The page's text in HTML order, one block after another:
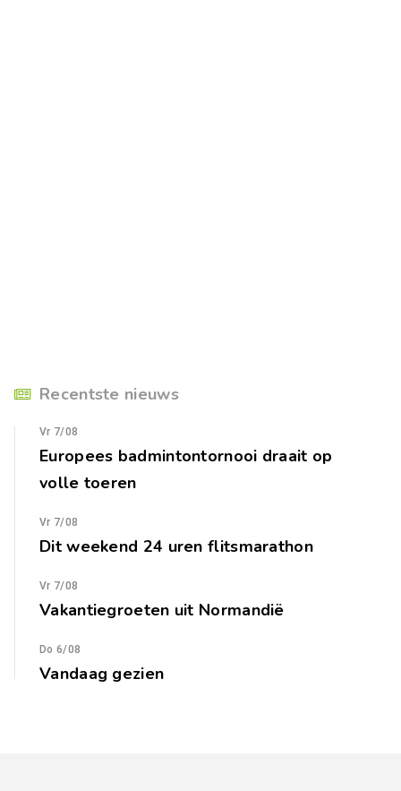
Recentste nieuws
Vr 7/08
Europees badmintontornooi draait op
volle toeren
Vr 7/08
Dit weekend 24 uren flitsmarathon
Vr 7/08
Vakantiegroeten uit Normandië
Do 6/08
Vandaag gezien